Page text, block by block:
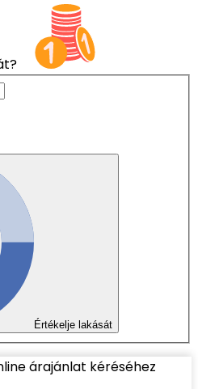
Értékelje lakását
árajánlat kéréséhez